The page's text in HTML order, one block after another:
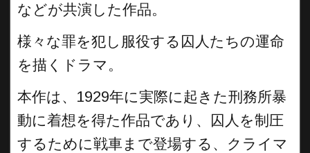
などが共演した作品。
様々な罪を犯し服役する囚人たちの運命
を描くドラマ。
本作は、1929年に実際に起きた刑務所暴
動に着想を得た作品であり、囚人を制圧
するために戦車まで登場する、クライマ